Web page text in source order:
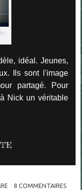
idéal. Jeunes,
Ils sont l'image
partagé. Pour
Nick un véritable
8 COMMENTAIRES